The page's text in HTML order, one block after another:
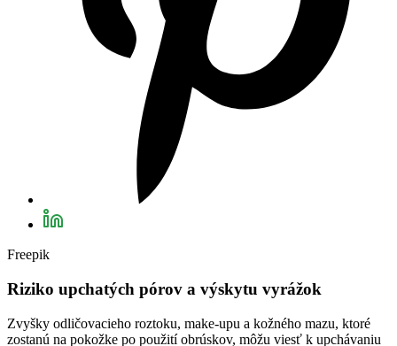
Freepik
Riziko upchatých pórov a výskytu vyrážok
Zvyšky odličovacieho roztoku, make-upu a kožného mazu, ktoré
zostanú na pokožke po použití obrúskov, môžu viesť k upchávaniu